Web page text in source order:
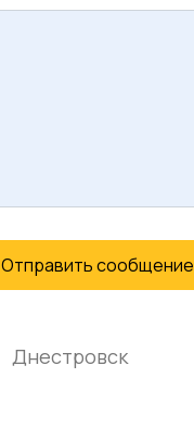
Отправить сообщение
Днестровск